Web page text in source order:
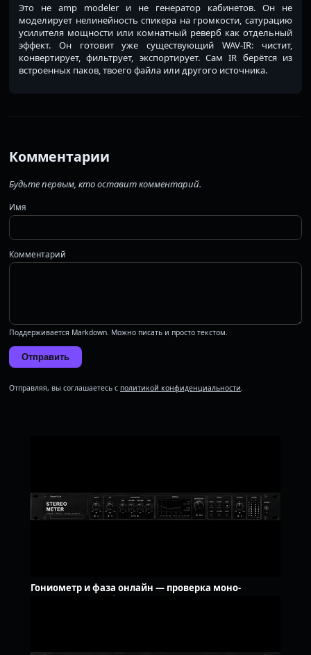
Это не amp modeler и не генератор кабинетов. Он не
моделирует нелинейность спикера на громкости, сатурацию
усилителя мощности или комнатный реверб как отдельный
эффект. Он готовит уже существующий WAV-IR: чистит,
конвертирует, фильтрует, экспортирует. Сам IR берётся из
встроенных паков, твоего файла или другого источника.
Комментарии
Будьте первым, кто оставит комментарий.
Имя
Комментарий
Поддерживается Markdown. Можно писать и просто текстом.
Отправить
Отправляя, вы соглашаетесь с политикой конфиденциальности.
Гониометр и фаза онлайн — проверка моно-